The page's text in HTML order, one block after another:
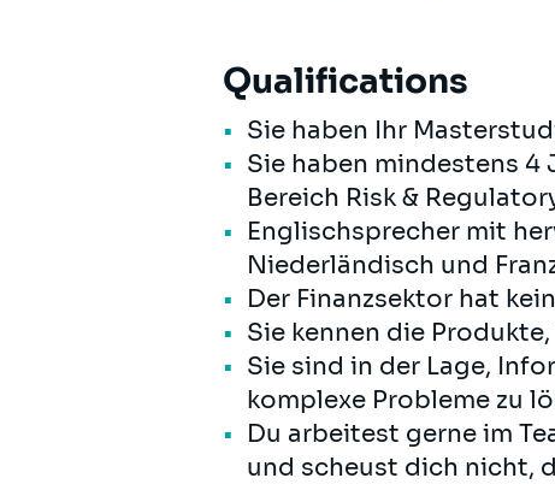
Qualifications
Sie haben Ihr
Sie haben mindestens 4
Bereich Risk &
Englischsprecher mit
Niederländisch und
Der Finanzsektor hat
Sie kennen die
Sie sind in der Lage,
komplexe Probleme zu
Du arbeitest gerne im
und scheust dich nicht,